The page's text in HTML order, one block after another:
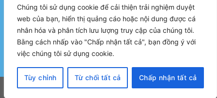
Chúng tôi sử dụng cookie để cải thiện trải nghiệm duyệt
web của bạn, hiển thị quảng cáo hoặc nội dung được cá
nhân hóa và phân tích lưu lượng truy cập của chúng tôi.
Bằng cách nhấp vào "Chấp nhận tất cả", bạn đồng ý với
việc chúng tôi sử dụng cookie.
Tùy chỉnh Từ chối tất cả Chấp nhận tất cả
Chính sách bảo mật
Copyright 2026 ©IT NoiBai Express